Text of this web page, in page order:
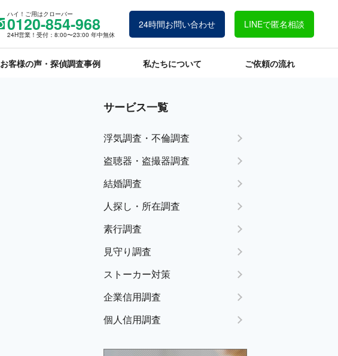
ハイ！ご用はクローバー
0120-854-968
24H営業！受付：8:00〜23:00 年中無休
24時間お問い合わせ LINEで匿名相談
お客様の声・探偵調査事例 私たちについて ご依頼の流れ
サービス一覧
浮気調査・不倫調査
盗聴器・盗撮器調査
結婚調査
人探し・所在調査
素行調査
見守り調査
ストーカー対策
企業信用調査
個人信用調査